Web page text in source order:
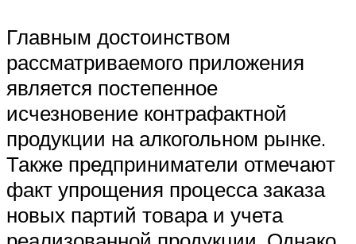
Главным достоинством
рассматриваемого приложения
является постепенное
исчезновение контрафактной
продукции на алкогольном рынке.
Также предприниматели отмечают
факт упрощения процесса заказа
новых партий товара и учета